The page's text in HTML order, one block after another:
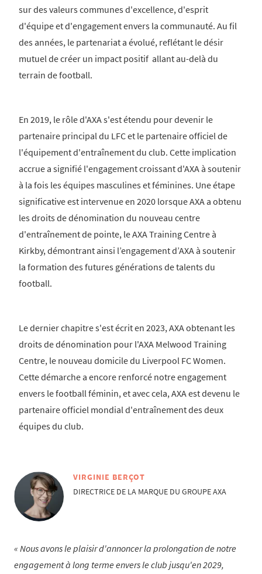
sur des valeurs communes d'excellence, d'esprit
d'équipe et d'engagement envers la communauté. Au fil
des années, le partenariat a évolué, reflétant le désir
mutuel de créer un impact positif allant au-delà du
terrain de football.
En 2019, le rôle d'AXA s'est étendu pour devenir le
partenaire principal du LFC et le partenaire officiel de
l'équipement d'entraînement du club. Cette implication
accrue a signifié l'engagement croissant d'AXA à soutenir
à la fois les équipes masculines et féminines. Une étape
significative est intervenue en 2020 lorsque AXA a obtenu
les droits de dénomination du nouveau centre
d'entraînement de pointe, le AXA Training Centre à
Kirkby, démontrant ainsi l’engagement d’AXA à soutenir
la formation des futures générations de talents du
football.
Le dernier chapitre s'est écrit en 2023, AXA obtenant les
droits de dénomination pour l'AXA Melwood Training
Centre, le nouveau domicile du Liverpool FC Women.
Cette démarche a encore renforcé notre engagement
envers le football féminin, et avec cela, AXA est devenu le
partenaire officiel mondial d'entraînement des deux
équipes du club.
VIRGINIE BERÇOT
DIRECTRICE DE LA MARQUE DU GROUPE AXA
Nous avons le plaisir d'annoncer la prolongation de notre
engagement à long terme envers le club jusqu'en 2029,